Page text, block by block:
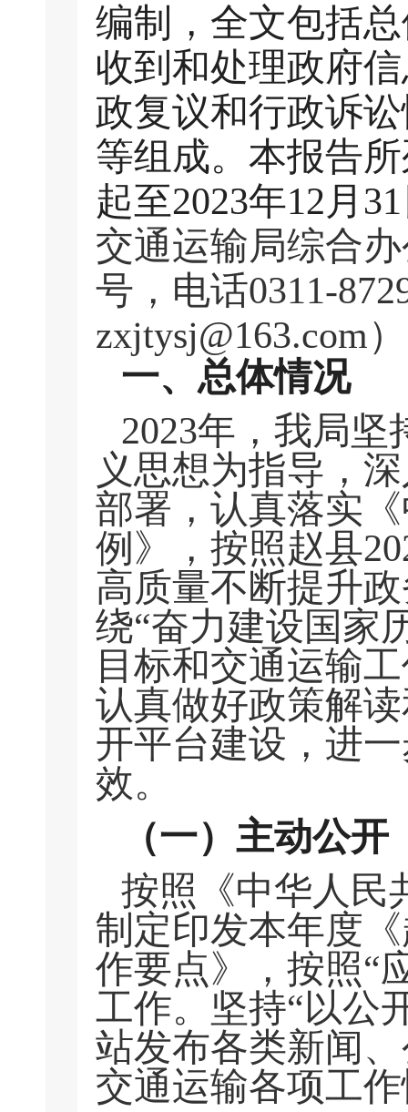
编制，全文包括
收到和处理政府
政复议和行政诉
等组成。本报告
起至2023年12月
交通运输局综合
号，电话0311-
zxjtysj@163.com）
一、总体情况
2023年，我局
义思想为指导，
部署，认真落实
例》，按照赵县
高质量不断提升
绕“奋力建设国家
目标和交通运输
认真做好政策解
开平台建设，进
效。
（一） 主动公开
按照《中华人民
制定印发本年度《
作要点》，按照“
工作。 坚持“以公
站发布各类新闻
交通运输各项工